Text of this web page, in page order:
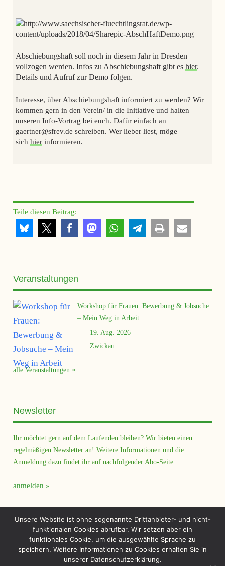
Abschiebungshaft soll noch in diesem Jahr in Dresden
vollzogen werden. Infos zu Abschiebungshaft gibt es hier.
Details und Aufruf zur Demo folgen.
Interesse, über Abschiebungshaft informiert zu werden? Wir
kommen gern in den Verein/ in die Initiative und halten
unseren Info-Vortrag bei euch. Dafür einfach an
gaertner@sfrev.de schreiben. Wer lieber liest, möge
sich hierinformieren.
Teile diesen Beitrag:
Veranstaltungen
Workshop für Frauen: Bewerbung & Jobsuche
– Mein Weg in Arbeit
19. Aug. 2026
Zwickau
alle Veranstaltungen
Newsletter
Ihr möchtet gern auf dem Laufenden bleiben? Wir bieten einen
regelmäßigen Newsletter an! Weitere Informationen und die
Anmeldung dazu findet ihr auf nachfolgender Abo-Seite.
anmelden
Unsere Website ist ohne sogenannte Drittanbieter- und nicht-
funktionalen Cookies abrufbar. Wir setzen aber ein
funktionales Cookie, um die ausgewählte Sprache zu
speichern. Weitere Informationen zu Cookies erhalten Sie in
unserer Datenschutzerklärung.